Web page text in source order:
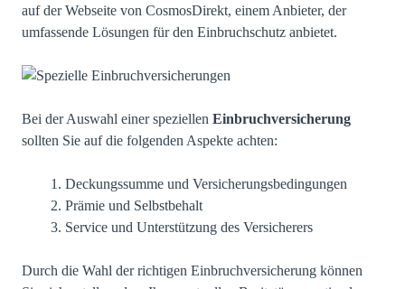
auf der Webseite von CosmosDirekt, einem Anbieter, der
umfassende Lösungen für den Einbruchschutz anbietet.
Bei der Auswahl einer speziellen Einbruchversicherung
sollten Sie auf die folgenden Aspekte achten:
Deckungssumme und Versicherungsbedingungen
Prämie und Selbstbehalt
Service und Unterstützung des Versicherers
Durch die Wahl der richtigen Einbruchversicherung können